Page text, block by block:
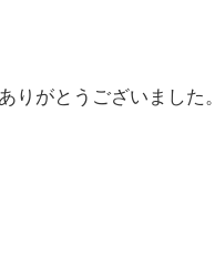
りがとうございました。